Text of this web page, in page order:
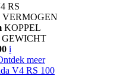
RS
VERMOGEN
KOPPEL
GEWICHT
i
meer
V4 RS 100